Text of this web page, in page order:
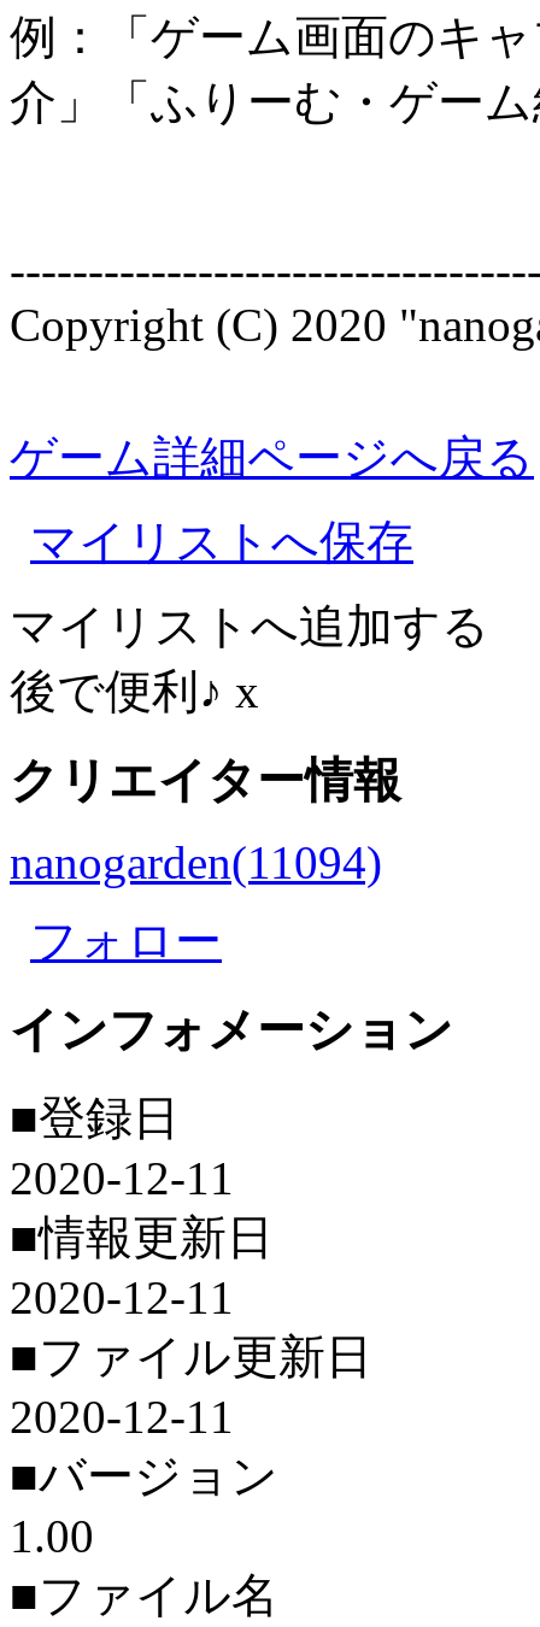
例：「ゲーム画面のキ
介」「ふりーむ・ゲー
Copyright (C) 2020
ゲーム詳細ページへ戻る
マイリストへ保存
マイリストへ追加する
後で便利♪ x
クリエイター情報
nanogarden(11094)
フォロー
インフォメーション
■登録日
2020-12-11
■情報更新日
2020-12-11
■ファイル更新日
2020-12-11
■バージョン
1.00
■ファイル名